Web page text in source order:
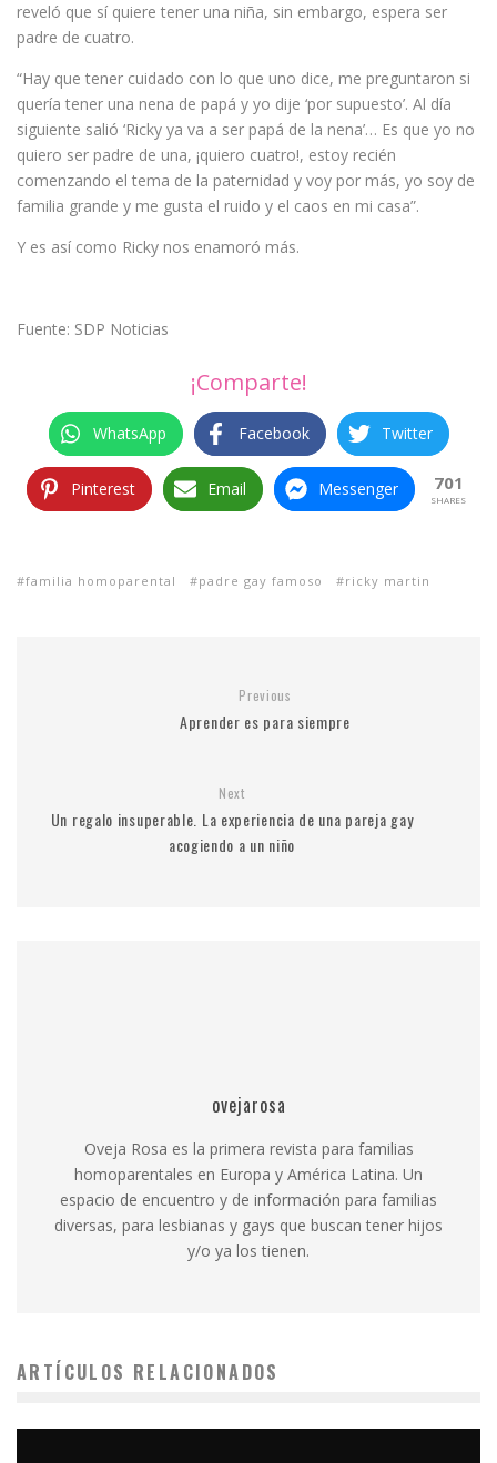
reveló que sí quiere tener una niña, sin embargo, espera ser
padre de cuatro.
“Hay que tener cuidado con lo que uno dice, me preguntaron si
quería tener una nena de papá y yo dije ‘por supuesto’. Al día
siguiente salió ‘Ricky ya va a ser papá de la nena’… Es que yo no
quiero ser padre de una, ¡quiero cuatro!, estoy recién
comenzando el tema de la paternidad y voy por más, yo soy de
familia grande y me gusta el ruido y el caos en mi casa”.
Y es así como Ricky nos enamoró más.
Fuente: SDP Noticias
¡Comparte!
WhatsApp Facebook Twitter
Pinterest Email Messenger 701
SHARES
familia homoparental padre gay famoso ricky martin
Previous
Aprender es para siempre
Next
Un regalo insuperable. La experiencia de una pareja gay
acogiendo a un niño
ovejarosa
Oveja Rosa es la primera revista para familias
homoparentales en Europa y América Latina. Un
espacio de encuentro y de información para familias
diversas, para lesbianas y gays que buscan tener hijos
y/o ya los tienen.
ARTÍCULOS RELACIONADOS